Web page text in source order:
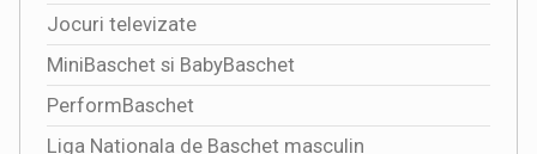
Jocuri televizate
MiniBaschet si BabyBaschet
PerformBaschet
Liga Nationala de Baschet masculin